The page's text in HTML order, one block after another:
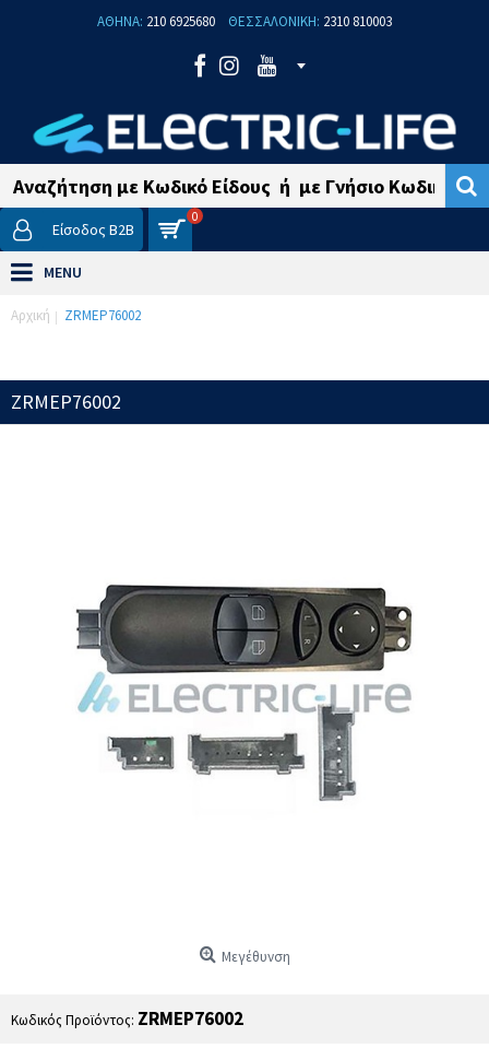
ΑΘΗΝΑ: 210 6925680 ΘΕΣΣΑΛΟΝΙΚΗ: 2310 810003
Είσοδος B2B
0
MENU
Αρχική ZRMEP76002
ZRMEP76002
Μεγέθυνση
Κωδικός Προϊόντος: ZRMEP76002